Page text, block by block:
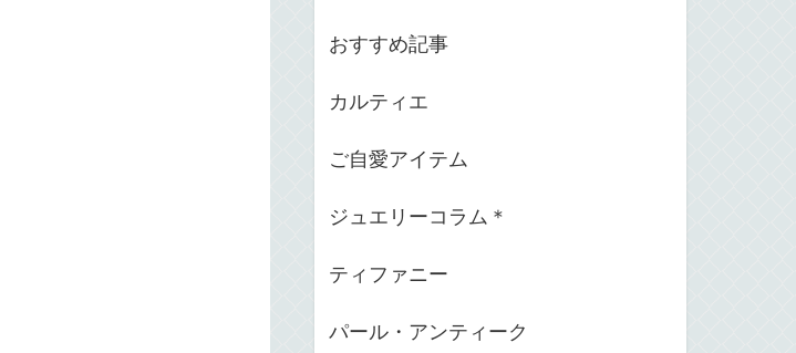
おすすめ記事
カルティエ
ご自愛アイテム
ジュエリーコラム＊
ティファニー
パール・アンティーク